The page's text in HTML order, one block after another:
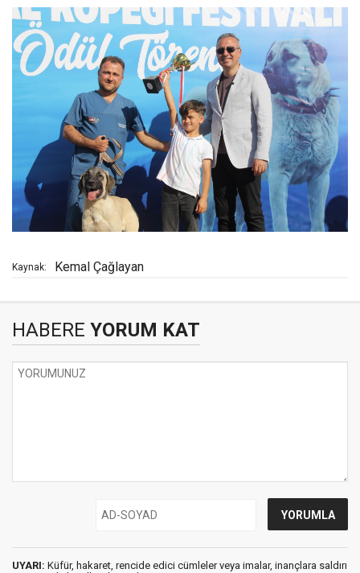
Kaynak: Kemal Çağlayan
HABERE YORUM KAT
UYARI: Küfür, hakaret, rencide edici cümleler veya imalar, inançlara saldırı